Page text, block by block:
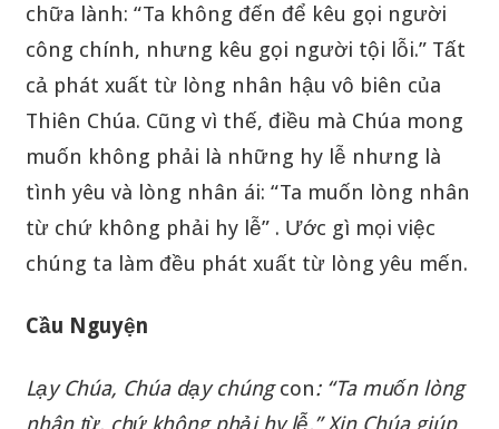
chữa lành: “Ta không đến để kêu gọi người
công chính, nhưng kêu gọi người tội lỗi.” Tất
cả phát xuất từ lòng nhân hậu vô biên của
Thiên Chúa. Cũng vì thế, điều mà Chúa mong
muốn không phải là những hy lễ nhưng là
tình yêu và lòng nhân ái: “Ta muốn lòng nhân
từ chứ không phải hy lễ” . Ước gì mọi việc
chúng ta làm đều phát xuất từ lòng yêu mến.
Cầu Nguyện
LạyChúa, Chúa dạy chúngcon: “Ta muốn lòng
nhân từ, chứ không phải hylễ.”Xin Chúa giúp